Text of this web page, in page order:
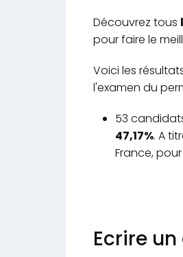
Découvrez tous
pour faire le
Voici les
l'examen du
53
47,17%. A
France,
Ecrire